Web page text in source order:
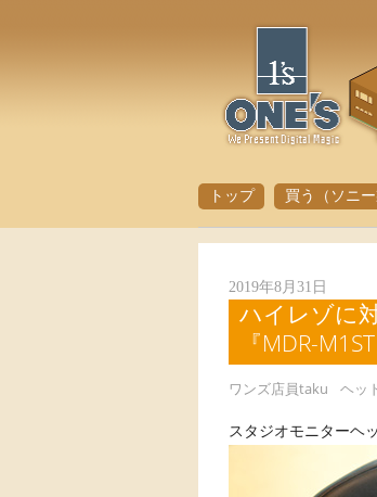
トップ 買う（ソニー
2019年8月31日
ハイレゾに
『MDR-
ワンズ店員taku ヘッ
スタジオモニターヘ